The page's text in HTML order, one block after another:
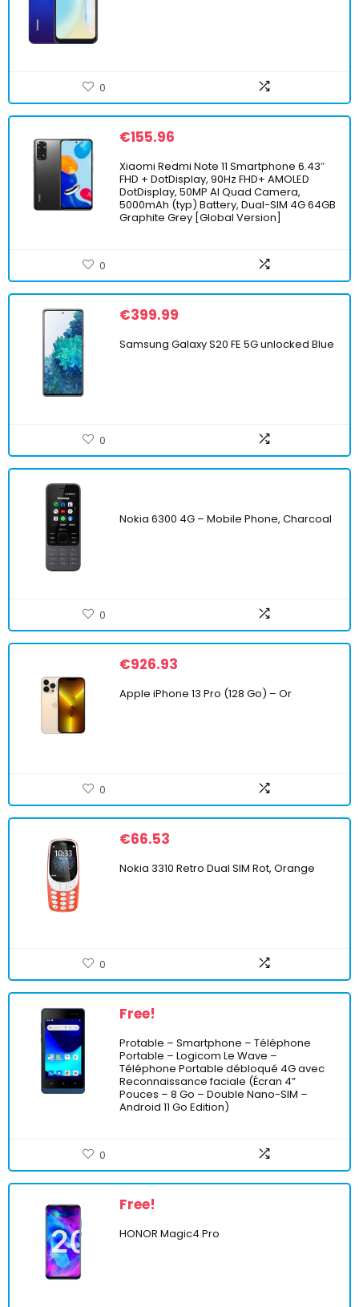
0
€155.96
Xiaomi Redmi Note 11 Smartphone 6.43″
FHD + DotDisplay, 90Hz FHD+ AMOLED
DotDisplay, 50MP Al Quad Camera,
5000mAh (typ) Battery, Dual-SIM 4G 64GB
Graphite Grey [Global Version]
0
€399.99
Samsung Galaxy S20 FE 5G unlocked Blue
0
Nokia 6300 4G – Mobile Phone, Charcoal
0
€926.93
Apple iPhone 13 Pro (128 Go) – Or
0
€66.53
Nokia 3310 Retro Dual SIM Rot, Orange
0
Free!
Protable – Smartphone – Téléphone
Portable – Logicom Le Wave –
Téléphone Portable débloqué 4G avec
Reconnaissance faciale (Écran 4”
Pouces – 8 Go – Double Nano-SIM –
Android 11 Go Edition)
0
Free!
HONOR Magic4 Pro